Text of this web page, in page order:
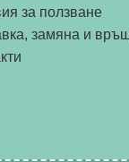
за ползване
замяна и